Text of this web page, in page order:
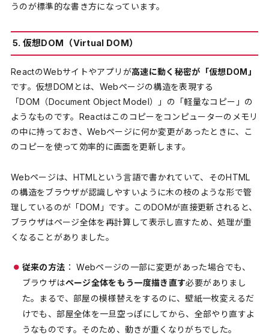
うのが標準的な書き方になっています。
5. 仮想DOM（Virtual DOM）
ReactのWebサイトやアプリが高速に動く秘密が「仮想DOM」
です。仮想DOMとは、Webページの構造を表現する
「DOM（Document Object Model）」の「軽量なコピー」の
ようなものです。Reactはこのコピーをコンピューターのメモリ
の中に持っておき、Webページに何か変更があったときに、こ
のコピーを使って効率的に画面を更新します。
Webページは、HTMLという言語で書かれていて、そのHTML
の構造をブラウザが認識しやすいように木の枝のような形で管
理しているのが「DOM」です。このDOMが直接更新されると、
ブラウザはページ全体を再計算して表示し直すため、処理が重
くなることがありました。
従来の方法 ： Webページの一部に変更があった場合でも、
ブラウザはページ全体をもう一度描き直す必要がありまし
た。まるで、部屋の模様替えをするのに、壁紙一枚変えるだ
けでも、部屋全体を一旦空っぽにしてから、全部やり直すよ
うなものです。そのため、動きが重くなりがちでした。